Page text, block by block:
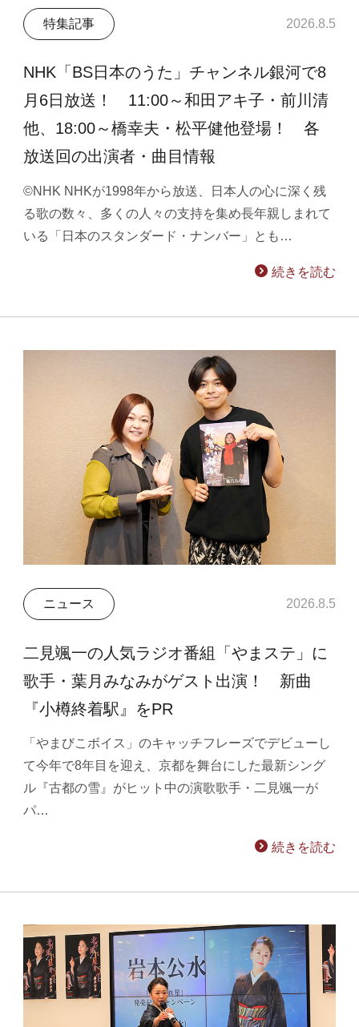
特集記事 2026.8.5
NHK「BS日本のうた」チャンネル銀河で8
月6日放送！ 11:00～和田アキ子・前川清
他、18:00～橋幸夫・松平健他登場！ 各
放送回の出演者・曲目情報
©NHK NHKが1998年から放送、日本人の心に深く残
る歌の数々、多くの人々の支持を集め長年親しまれて
いる「日本のスタンダード・ナンバー」とも…
続きを読む
ニュース 2026.8.5
二見颯一の人気ラジオ番組「やまステ」に
歌手・葉月みなみがゲスト出演！ 新曲
『小樽終着駅』をPR
「やまびこボイス」のキャッチフレーズでデビューし
て今年で8年目を迎え、京都を舞台にした最新シング
ル『古都の雪』がヒット中の演歌歌手・二見颯一が
パ…
続きを読む